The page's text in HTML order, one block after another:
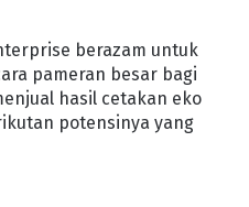
berazam untuk
pameran besar bagi
hasil cetakan eko
potensinya yang